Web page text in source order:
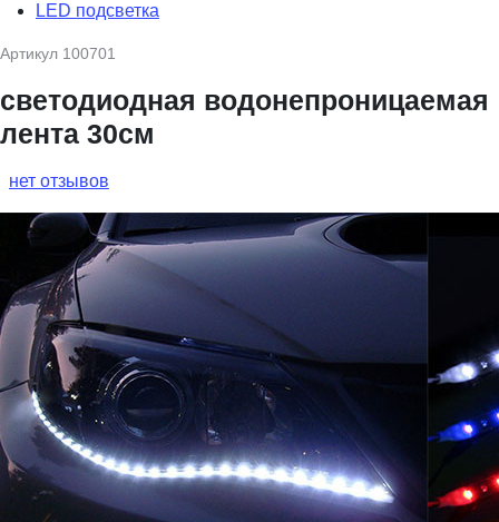
LED подсветка
Артикул 100701
светодиодная водонепроницаемая
лента 30см
нет отзывов